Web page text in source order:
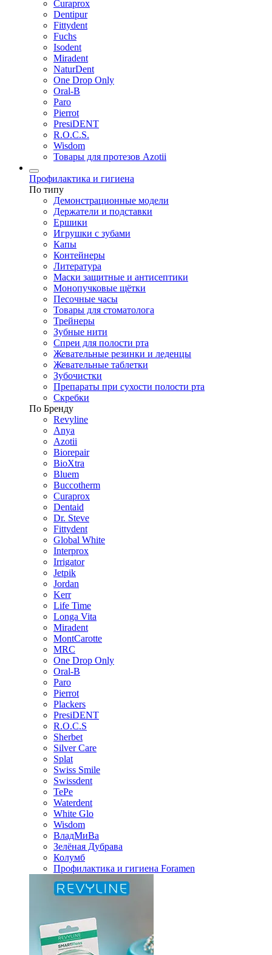
Curaprox
Dentipur
Fittydent
Fuchs
Isodent
Miradent
NaturDent
One Drop Only
Oral-B
Paro
Pierrot
PresiDENT
R.O.C.S.
Wisdom
Товары для протезов Azotii
Профилактика и гигиена
По типу
Демонстрационные модели
Держатели и подставки
Ершики
Игрушки с зубами
Капы
Контейнеры
Литература
Маски защитные и антисептики
Монопучковые щётки
Песочные часы
Товары для стоматолога
Трейнеры
Зубные нити
Спреи для полости рта
Жевательные резинки и леденцы
Жевательные таблетки
Зубочистки
Препараты при сухости полости рта
Скребки
По Бренду
Revyline
Anya
Azotii
Biorepair
BioXtra
Bluem
Buccotherm
Curaprox
Dentaid
Dr. Steve
Fittydent
Global White
Interprox
Irrigator
Jetpik
Jordan
Kerr
Life Time
Longa Vita
Miradent
MontCarotte
MRC
One Drop Only
Oral-B
Paro
Pierrot
Plackers
PresiDENT
R.O.C.S
Sherbet
Silver Care
Splat
Swiss Smile
Swissdent
TePe
Waterdent
White Glo
Wisdom
ВладМиВа
Зелёная Дубрава
Колумб
Профилактика и гигиена Foramen